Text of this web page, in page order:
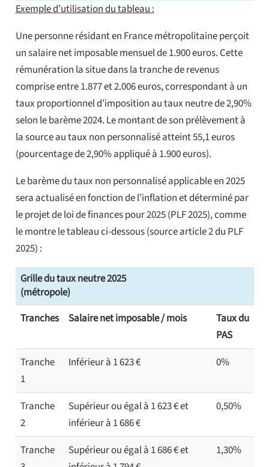
Exemple d’utilisation du tableau :
Une personne résidant en France métropolitaine perçoit
un salaire net imposable mensuel de 1.900 euros. Cette
rémunération la situe dans la tranche de revenus
comprise entre 1.877 et 2.006 euros, correspondant à un
taux proportionnel d’imposition au taux neutre de 2,90%
selon le barème 2024. Le montant de son prélèvement à
la source au taux non personnalisé atteint 55,1 euros
(pourcentage de 2,90% appliqué à 1.900 euros).
Le barème du taux non personnalisé applicable en 2025
sera actualisé en fonction de l’inflation et déterminé par
le projet de loi de finances pour 2025 (PLF 2025), comme
le montre le tableau ci-dessous (source article 2 du PLF
2025) :
Grille du taux neutre 2025
(métropole)
Tranches Salaire net imposable / mois
Taux du
PAS
Tranche
1
Inférieur à 1 623 € 0%
Tranche
2
Supérieur ou égal à 1 623 € et
inférieur à 1 686 €
0,50%
Tranche
Supérieur ou égal à 1 686 € et
1,30%